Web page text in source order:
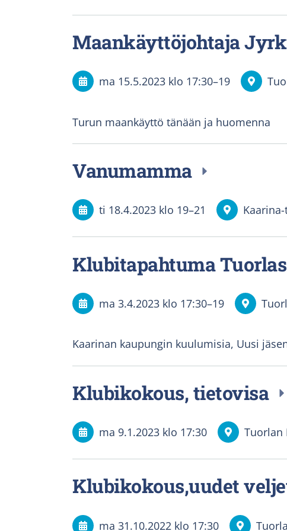
Maankäyttöjohtaja
ma 15.5.2023 klo 17:30–19
Turun maankäyttö tänään ja huomenna
Vanumamma
ti 18.4.2023 klo 19–21
Klubitapahtuma
ma 3.4.2023 klo 17:30–19
Kaarinan kaupungin kuulumisia, Uusi
Klubikokous, tietovisa
ma 9.1.2023 klo 17:30 Tuorlan
Klubikokous,uudet
ma 31.10.2022 klo 17:30